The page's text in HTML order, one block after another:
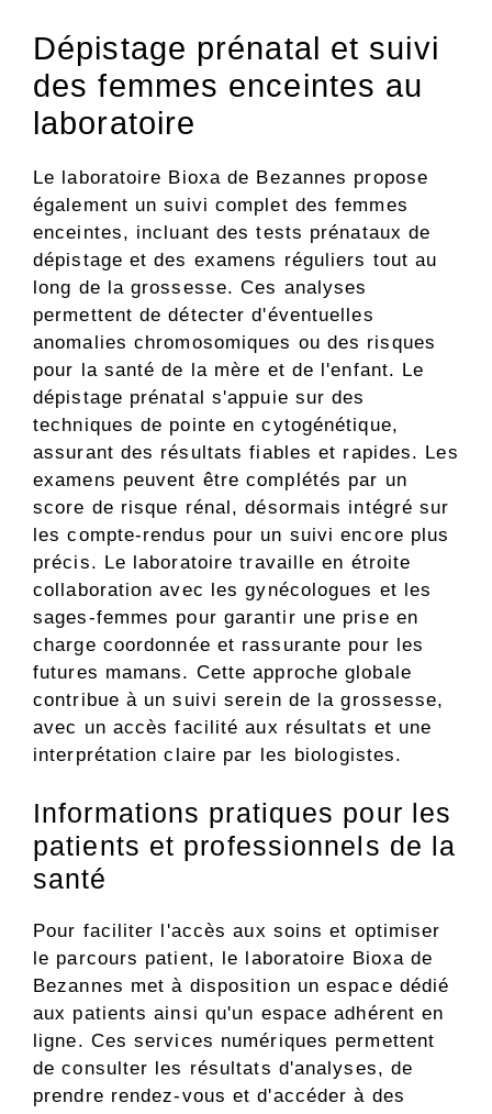
Dépistage prénatal et suivi
des femmes enceintes au
laboratoire
Le laboratoire Bioxa de Bezannes propose
également un suivi complet des femmes
enceintes, incluant des tests prénataux de
dépistage et des examens réguliers tout au
long de la grossesse. Ces analyses
permettent de détecter d'éventuelles
anomalies chromosomiques ou des risques
pour la santé de la mère et de l'enfant. Le
dépistage prénatal s'appuie sur des
techniques de pointe en cytogénétique,
assurant des résultats fiables et rapides. Les
examens peuvent être complétés par un
score de risque rénal, désormais intégré sur
les compte-rendus pour un suivi encore plus
précis. Le laboratoire travaille en étroite
collaboration avec les gynécologues et les
sages-femmes pour garantir une prise en
charge coordonnée et rassurante pour les
futures mamans. Cette approche globale
contribue à un suivi serein de la grossesse,
avec un accès facilité aux résultats et une
interprétation claire par les biologistes.
Informations pratiques pour les
patients et professionnels de la
santé
Pour faciliter l'accès aux soins et optimiser
le parcours patient, le laboratoire Bioxa de
Bezannes met à disposition un espace dédié
aux patients ainsi qu'un espace adhérent en
ligne. Ces services numériques permettent
de consulter les résultats d'analyses, de
prendre rendez-vous et d'accéder à des